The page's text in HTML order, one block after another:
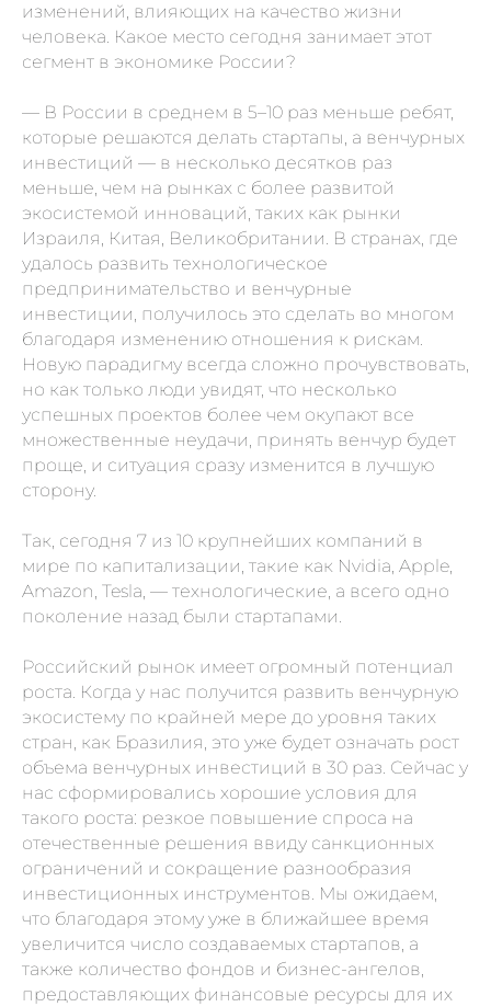
изменений, влияющих на качество жизни
человека. Какое место сегодня занимает этот
сегмент в экономике России?
— В России в среднем в 5–10 раз меньше ребят,
которые решаются делать стартапы, а венчурных
инвестиций — в несколько десятков раз
меньше, чем на рынках с более развитой
экосистемой инноваций, таких как рынки
Израиля, Китая, Великобритании. В странах, где
удалось развить технологическое
предпринимательство и венчурные
инвестиции, получилось это сделать во многом
благодаря изменению отношения к рискам.
Новую парадигму всегда сложно прочувствовать,
но как только люди увидят, что несколько
успешных проектов более чем окупают все
множественные неудачи, принять венчур будет
проще, и ситуация сразу изменится в лучшую
сторону.
Так, сегодня 7 из 10 крупнейших компаний в
мире по капитализации, такие как Nvidia, Apple,
Amazon, Tesla, — технологические, а всего одно
поколение назад были стартапами.
Российский рынок имеет огромный потенциал
роста. Когда у нас получится развить венчурную
экосистему по крайней мере до уровня таких
стран, как Бразилия, это уже будет означать рост
объема венчурных инвестиций в 30 раз. Сейчас у
нас сформировались хорошие условия для
такого роста: резкое повышение спроса на
отечественные решения ввиду санкционных
ограничений и сокращение разнообразия
инвестиционных инструментов. Мы ожидаем,
что благодаря этому уже в ближайшее время
увеличится число создаваемых стартапов, а
также количество фондов и бизнес-ангелов,
предоставляющих финансовые ресурсы для их